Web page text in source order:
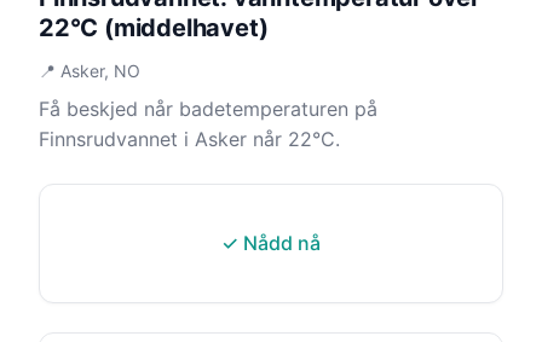
22°C (middelhavet)
📍 Asker, NO
Få beskjed når badetemperaturen på
Finnsrudvannet i Asker når 22°C.
✓ Nådd nå